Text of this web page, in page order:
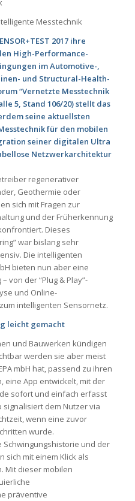
Messtechnik
2017 ihre
High-Performance-
im Automotive-,
und Structural-Health-
“Vernetzte Messtechnik
5, Stand 106/20) stellt das
seine aktuellsten
für den mobilen
seiner digitalen Ultra
Netzwerkarchitektur
regenerativer
Geothermie oder
sich mit Fragen zur
und der Früherkennung
Dieses
war bislang sehr
Die intelligenten
bieten nun aber eine
von der “Plug & Play”-
und Online-
intelligenten Sensornetz.
leicht gemacht
und Bauwerken kündigen
werden sie aber meist
mbH hat, passend zu ihren
eine App entwickelt, mit der
sofort und einfach erfasst
signalisiert dem Nutzer via
wenn eine zuvor
wurde.
Schwingungshistorie und der
sich mit einem Klick als
Mit dieser mobilen
präventive